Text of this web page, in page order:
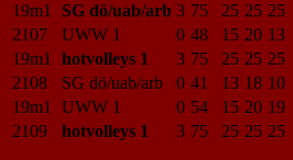
19m1
SG dö/uab/arb 3 75 25 25 25
2107
UWW 1 0 48 15 20 13
19m1
hotvolleys 1 3 75 25 25 25
2108
SG dö/uab/arb 0 41 13 18 10
19m1
UWW 1 0 54 15 20 19
2109
hotvolleys 1 3 75 25 25 25